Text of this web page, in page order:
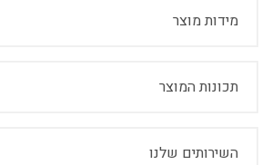
מידות מוצר
תכונות המוצר
השירותים שלנו